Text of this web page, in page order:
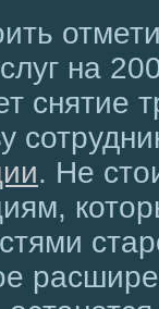
на
снятие
. Не